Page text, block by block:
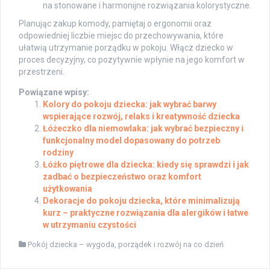
na stonowane i harmonijne rozwiązania kolorystyczne.
Planując zakup komody, pamiętaj o ergonomii oraz
odpowiedniej liczbie miejsc do przechowywania, które
ułatwią utrzymanie porządku w pokoju. Włącz dziecko w
proces decyzyjny, co pozytywnie wpłynie na jego komfort w
przestrzeni.
Powiązane wpisy:
Kolory do pokoju dziecka: jak wybrać barwy
wspierające rozwój, relaks i kreatywność dziecka
Łóżeczko dla niemowlaka: jak wybrać bezpieczny i
funkcjonalny model dopasowany do potrzeb
rodziny
Łóżko piętrowe dla dziecka: kiedy się sprawdzi i jak
zadbać o bezpieczeństwo oraz komfort
użytkowania
Dekoracje do pokoju dziecka, które minimalizują
kurz – praktyczne rozwiązania dla alergików i łatwe
w utrzymaniu czystości
Pokój dziecka – wygoda, porządek i rozwój na co dzień